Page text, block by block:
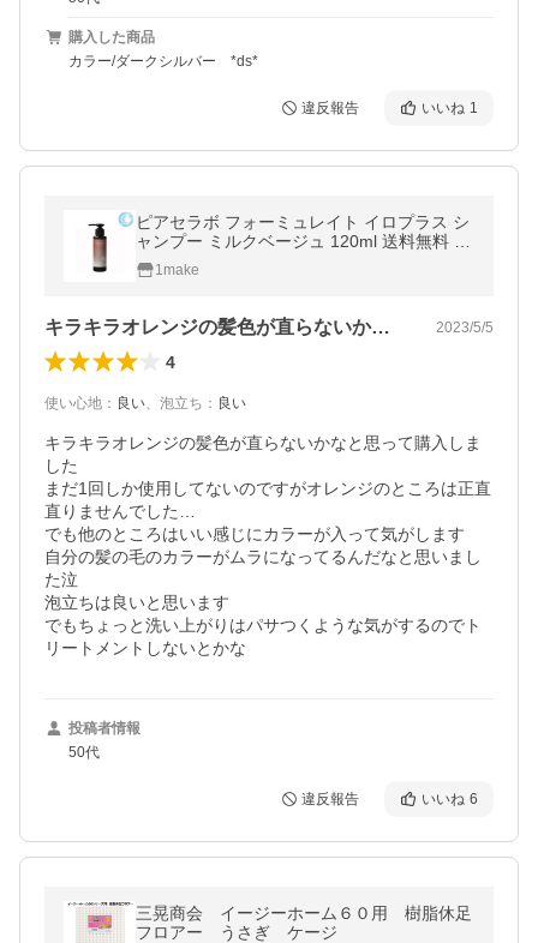
購入した商品
カラー/ダークシルバー *ds*
違反報告 いいね 1
ピアセラボ フォーミュレイト イロプラス シ
ャンプー ミルクベージュ 120ml 送料無料 宅
急便コンパクト YTC /WHS1100
1make
キラキラオレンジの髪色が直らないかなと… 2023/5/5
4
使い心地 ： 良い、 泡立ち ： 良い
キラキラオレンジの髪色が直らないかなと思って購入しま
した
まだ1回しか使用してないのですがオレンジのところは正直
直りませんでした…
でも他のところはいい感じにカラーが入って気がします
自分の髪の毛のカラーがムラになってるんだなと思いまし
た泣
泡立ちは良いと思います
でもちょっと洗い上がりはパサつくような気がするのでト
リートメントしないとかな
投稿者情報
50代
違反報告 いいね 6
三晃商会 イージーホーム６０用 樹脂休足
フロアー うさぎ ケージ